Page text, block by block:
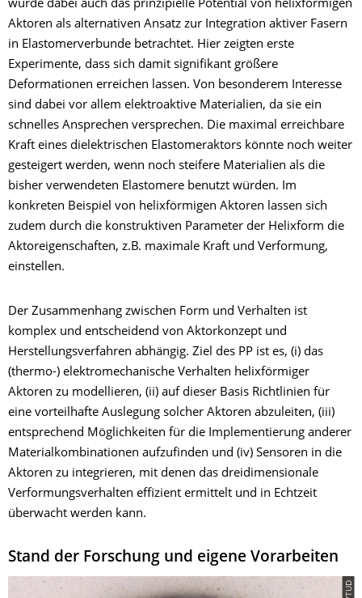
wurde dabei auch das prinzipielle Potential von helixförmigen
Aktoren als alternativen Ansatz zur Integration aktiver Fasern
in Elastomerverbunde betrachtet. Hier zeigten erste
Experimente, dass sich damit signifikant größere
Deformationen erreichen lassen. Von besonderem Interesse
sind dabei vor allem elektroaktive Materialien, da sie ein
schnelles Ansprechen versprechen. Die maximal erreichbare
Kraft eines dielektrischen Elastomeraktors könnte noch weiter
gesteigert werden, wenn noch steifere Materialien als die
bisher verwendeten Elastomere benutzt würden. Im
konkreten Beispiel von helixförmigen Aktoren lassen sich
zudem durch die konstruktiven Parameter der Helixform die
Aktoreigenschaften, z.B. maximale Kraft und Verformung,
einstellen.
Der Zusammenhang zwischen Form und Verhalten ist
komplex und entscheidend von Aktorkonzept und
Herstellungsverfahren abhängig. Ziel des PP ist es, (i) das
(thermo-) elektromechanische Verhalten helixförmiger
Aktoren zu modellieren, (ii) auf dieser Basis Richtlinien für
eine vorteilhafte Auslegung solcher Aktoren abzuleiten, (iii)
entsprechend Möglichkeiten für die Implementierung anderer
Materialkombinationen aufzufinden und (iv) Sensoren in die
Aktoren zu integrieren, mit denen das dreidimensionale
Verformungsverhalten effizient ermittelt und in Echtzeit
überwacht werden kann.
Stand der Forschung und eigene Vorarbeiten